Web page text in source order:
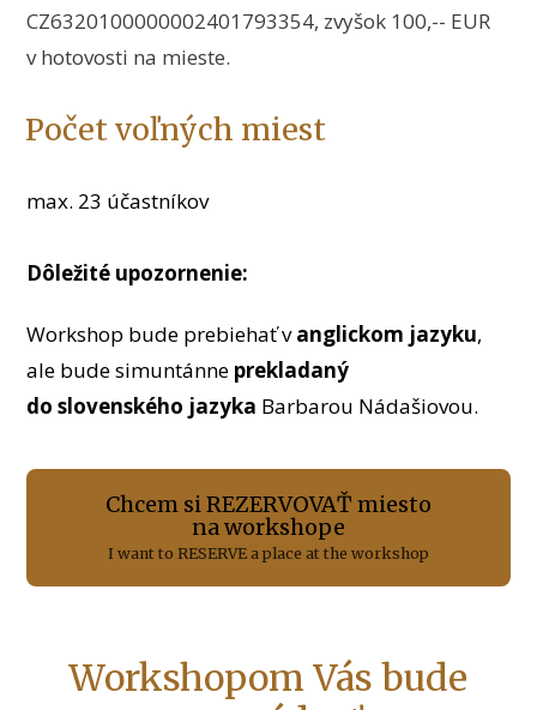
CZ6320100000002401793354, zvyšok 100,-- EUR
v hotovosti na mieste.
Počet voľných miest
max. 23 účastníkov
Dôležité upozornenie:
Workshop bude prebiehať vanglickom jazyku,
ale bude simuntánne prekladaný
do slovenského jazyka Barbarou Nádašiovou.
Chcem si REZERVOVAŤ miesto
na workshope
I want to RESERVE a place at the workshop
Workshopom Vás bude